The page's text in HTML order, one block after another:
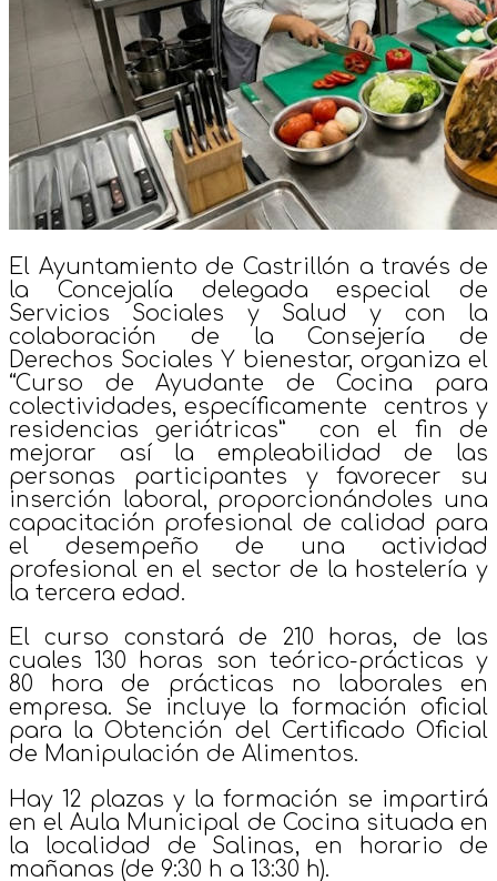
El Ayuntamiento de Castrillón a través de
la Concejalía delegada especial de
Servicios Sociales y Salud y con la
colaboración de la Consejería de
Derechos Sociales Y bienestar, organiza el
“Curso de Ayudante de Cocina para
colectividades, específicamente centros y
residencias geriátricas” con el fin de
mejorar así la empleabilidad de las
personas participantes y favorecer su
inserción laboral, proporcionándoles una
capacitación profesional de calidad para
el desempeño de una actividad
profesional en el sector de la hostelería y
la tercera edad.
El curso constará de 210 horas, de las
cuales 130 horas son teórico-prácticas y
80 hora de prácticas no laborales en
empresa. Se incluye la formación oficial
para la Obtención del Certificado Oficial
de Manipulación de Alimentos.
Hay 12 plazas y la formación se impartirá
en el Aula Municipal de Cocina situada en
la localidad de Salinas, en horario de
mañanas (de 9:30 h a 13:30 h).